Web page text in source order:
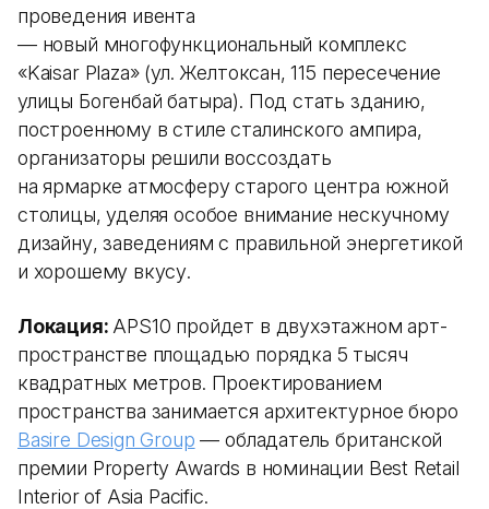
проведения ивента
— новый многофункциональный комплекс
«Kaisar Plaza» (ул. Желтоксан, 115 пересечение
улицы Богенбай батыра). Под стать зданию,
построенному в стиле сталинского ампира,
организаторы решили воссоздать
на ярмарке атмосферу старого центра южной
столицы, уделяя особое внимание нескучному
дизайну, заведениям с правильной энергетикой
и хорошему вкусу.
Локация: APS10 пройдет в двухэтажном арт-
пространстве площадью порядка 5 тысяч
квадратных метров. Проектированием
пространства занимается архитектурное бюро
Basire Design Group — обладатель британской
премии Property Awards в номинации Best Retail
Interior of Asia Pacific.